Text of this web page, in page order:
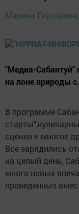
Марина Гнусарева,
"Медиа-Сабантуй"
на лоне природы
В программе
сценки и многое
Все зарядились
на целый день,
много новых
проведенных